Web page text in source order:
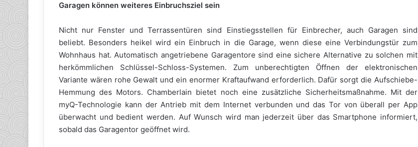
Garagen können weiteres Einbruchsziel sein
Nicht nur Fenster und Terrassentüren sind Einstiegsstellen für Einbrecher, auch Garagen sind
beliebt. Besonders heikel wird ein Einbruch in die Garage, wenn diese eine Verbindungstür zum
Wohnhaus hat. Automatisch angetriebene Garagentore sind eine sichere Alternative zu solchen mit
herkömmlichen Schlüssel-Schloss-Systemen. Zum unberechtigten Öffnen der elektronischen
Variante wären rohe Gewalt und ein enormer Kraftaufwand erforderlich. Dafür sorgt die Aufschiebe-
Hemmung des Motors. Chamberlain bietet noch eine zusätzliche Sicherheitsmaßnahme. Mit der
myQ-Technologie kann der Antrieb mit dem Internet verbunden und das Tor von überall per App
überwacht und bedient werden. Auf Wunsch wird man jederzeit über das Smartphone informiert,
sobald das Garagentor geöffnet wird.